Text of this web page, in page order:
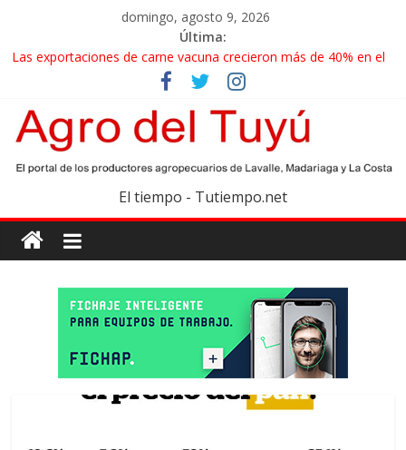
domingo, agosto 9, 2026
Última:
Las exportaciones de carne vacuna crecieron más de 40% en el
La miel, un motor de las economías regionales que enfrenta
nuevos desafíos para exportar
El gobierno bonaerense realizará un censo para actualizar el
mapa de la producción hortiflorícola
Las exportaciones agroindustriales anotaron un récord histórico
en el primer semestre
Maíz: estiman una cosecha récord de 71,5 millones de toneladas
El tiempo - Tutiempo.net